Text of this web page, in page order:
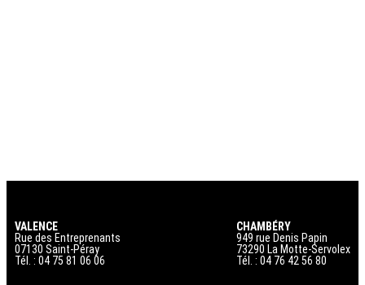
VALENCE
Rue des Entreprenants
07130 Saint-Péray
Tél. : 04 75 81 06 06
CHAMBÉRY
949 rue Denis Papin
73290 La Motte-Servolex
Tél. : 04 76 42 56 80